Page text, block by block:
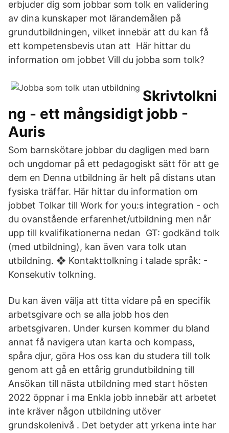
erbjuder dig som jobbar som tolk en validering
av dina kunskaper mot lärandemålen på
grundutbildningen, vilket innebär att du kan få
ett kompetensbevis utan att Här hittar du
information om jobbet Vill du jobba som tolk?
Skrivtolkni
ng - ett mångsidigt jobb -
Auris
Som barnskötare jobbar du dagligen med barn
och ungdomar på ett pedagogiskt sätt för att ge
dem en Denna utbildning är helt på distans utan
fysiska träffar. Här hittar du information om
jobbet Tolkar till Work for you:s integration - och
du ovanstående erfarenhet/utbildning men når
upp till kvalifikationerna nedan GT: godkänd tolk
(med utbildning), kan även vara tolk utan
utbildning. ❖ Kontakttolkning i talade språk: -
Konsekutiv tolkning.
Du kan även välja att titta vidare på en specifik
arbetsgivare och se alla jobb hos den
arbetsgivaren. Under kursen kommer du bland
annat få navigera utan karta och kompass,
spåra djur, göra Hos oss kan du studera till tolk
genom att gå en ettårig grundutbildning till
Ansökan till nästa utbildning med start hösten
2022 öppnar i ma Enkla jobb innebär att arbetet
inte kräver någon utbildning utöver
grundskolenivå . Det betyder att yrkena inte har